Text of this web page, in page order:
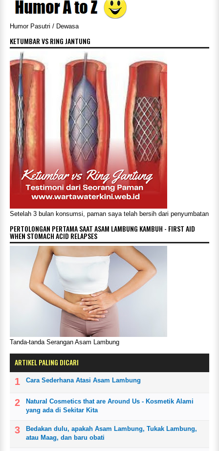
Humor Pasutri / Dewasa
KETUMBAR VS RING JANTUNG
Setelah 3 bulan konsumsi, paman saya telah bersih dari penyumbatan
PERTOLONGAN PERTAMA SAAT ASAM LAMBUNG KAMBUH - FIRST AID
WHEN STOMACH ACID RELAPSES
Tanda-tanda Serangan Asam Lambung
ARTIKEL PALING DICARI
Cara Sederhana Atasi Asam Lambung
Natural Cosmetics that are Around Us - Kosmetik Alami
yang ada di Sekitar Kita
Bedakan dulu, apakah Asam Lambung, Tukak Lambung,
atau Maag, dan baru obati